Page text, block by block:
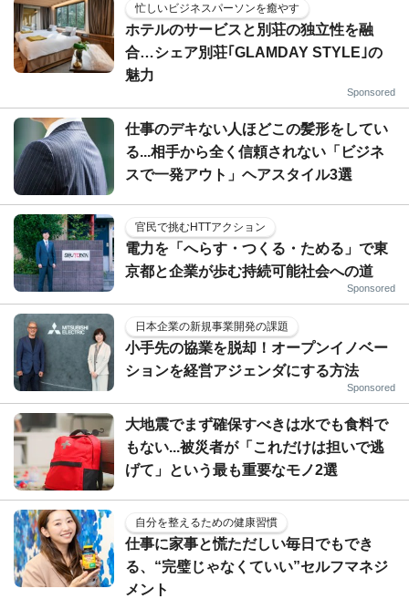
忙しいビジネスパーソンを癒やす
ホテルのサービスと別荘の独立性を融
合…シェア別荘｢GLAMDAY STYLE｣の
魅力
Sponsored
仕事のデキない人ほどこの髪形をしてい
る...相手から全く信頼されない「ビジネ
スで一発アウト」ヘアスタイル3選
官民で挑むHTTアクション
電力を「へらす・つくる・ためる」で東
京都と企業が歩む持続可能社会への道
Sponsored
日本企業の新規事業開発の課題
小手先の協業を脱却！オープンイノベー
ションを経営アジェンダにする方法
Sponsored
大地震でまず確保すべきは水でも食料で
もない...被災者が「これだけは担いで逃
げて」という最も重要なモノ2選
自分を整えるための健康習慣
仕事に家事と慌ただしい毎日でもでき
る、“完璧じゃなくていい”セルフマネジ
メント